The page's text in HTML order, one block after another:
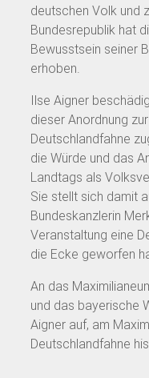
deutschen Volk und
Bundesrepublik hat
Bewusstsein seiner
erhoben.
Ilse Aigner
dieser Anordnung
Deutschlandfahne
die Würde und das
Landtags als
Sie stellt sich damit
Bundeskanzlerin
Veranstaltung eine
die Ecke geworfen
An das
und das bayerische
Aigner auf, am
Deutschlandfahne